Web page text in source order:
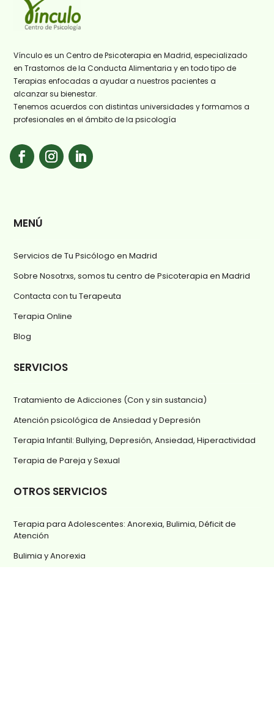
Vínculo es un Centro de Psicoterapia en Madrid, especializado
en Trastornos de la Conducta Alimentaria y en todo tipo de
Terapias enfocadas a ayudar a nuestros pacientes a
alcanzar su bienestar.
Tenemos acuerdos con distintas universidades y formamos a
profesionales en el ámbito de la psicología
MENÚ
Servicios de Tu Psicólogo en Madrid
Sobre Nosotrxs, somos tu centro de Psicoterapia en Madrid
Contacta con tu Terapeuta
Terapia Online
Blog
SERVICIOS
Tratamiento de Adicciones (Con y sin sustancia)
Atención psicológica de Ansiedad y Depresión
Terapia Infantil: Bullying, Depresión, Ansiedad, Hiperactividad
Terapia de Pareja y Sexual
OTROS SERVICIOS
Terapia para Adolescentes: Anorexia, Bulimia, Déficit de
Atención
Bulimia y Anorexia